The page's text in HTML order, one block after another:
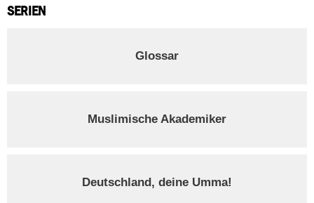
SERIEN
Glossar
Muslimische Akademiker
Deutschland, deine Umma!